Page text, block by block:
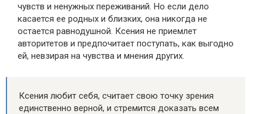
чувств и ненужных переживаний. Но если дело
касается ее родных и близких, она никогда не
остается равнодушной. Ксения не приемлет
авторитетов и предпочитает поступать, как выгодно
ей, невзирая на чувства и мнения других.
Ксения любит себя, считает свою точку зрения
единственно верной, и стремится доказать всем